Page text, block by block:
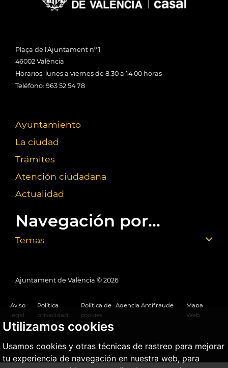
Utilizamos cookies
Usamos cookies y otras técnicas de rastreo para mejorar
tu experiencia de navegación en nuestra web, para
Plaça de l'Ajuntament nº 1
46002 València
Horarios: lunes a viernes de 8:30 a 14:00 horas
Teléfono: 963 52 54 78
Ayuntamiento
La ciudad
Trámites
Atención ciudadana
Actualidad
Navegación por...
Temas
Ajuntament de València © 2026
Aviso
legal
Política
privacidad
Política de
cookies
Agencia Antifraude
Mapa
Web